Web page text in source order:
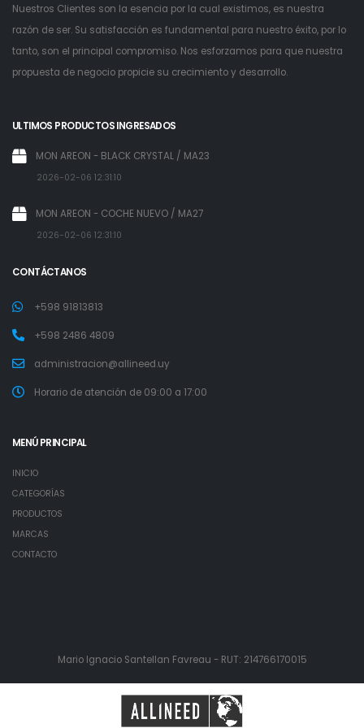
Nuestros Clientes son la esencia por la cual existimos, es nuestra
razón de ser. Su satisfacción es fundamental para nuestro éxito, por lo
tanto, son el principal compromiso. Nos esforzamos para que nuestra
propuesta de negocio propicie su crecimiento y desarrollo.
ULTIMOS PRODUCTOS INGRESADOS
MON AREON - BLACK CRYSTAL / MA23
2026-02-06 12:31:10
MON AREON - COCHE NUEVO / MA27
2026-02-06 12:31:10
CONTÁCTANOS
+598 91813813
+598 2486 4809
administracion@allineed.uy
Horario de atención de 09:00 a 17:00
MENÚ PRINCIPAL
INICIO
CATEGORÍAS
PRODUCTOS
MARCAS
CONTACTO
Mario Ignacio Santellan Favreau - RUT: 214766170015